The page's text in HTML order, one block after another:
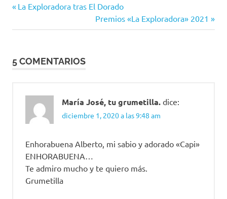
Navegación
de
Entrada
La Exploradora tras El Dorado
Siguiente
entrada:
Premios «La Exploradora» 2021
5 COMENTARIOS
María José, tu grumetilla. dice:
diciembre 1, 2020 a las 9:48 am
Enhorabuena Alberto, mi sabio y adorado «Capi»
ENHORABUENA…
Te admiro mucho y te quiero más.
Grumetilla